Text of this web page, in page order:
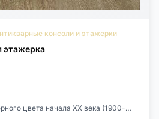
консоли и этажерки
этажерка
цвета начала XX века (1900-